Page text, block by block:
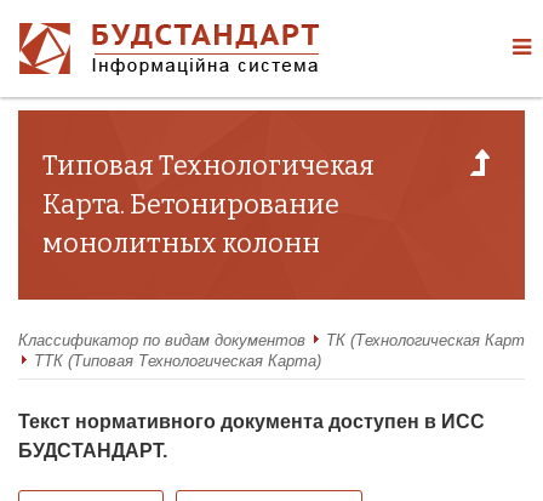
Типовая Технологичекая
Карта. Бетонирование
монолитных колонн
Классификатор по видам документов
ТК (Технологическая Карта)
ТТК (Типовая Технологическая Карта)
Текст нормативного документа доступен в ИСС
БУДСТАНДАРТ.